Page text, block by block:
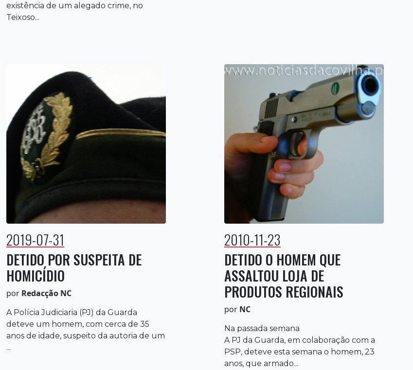
existência de um alegado crime, no
Teixoso...
2019-07-31
DETIDO POR SUSPEITA DE
HOMICÍDIO
por Redacção NC
A Polícia Judiciaria (PJ) da Guarda
deteve um homem, com cerca de 35
anos de idade, suspeito da autoria de um
...
2010-11-23
DETIDO O HOMEM QUE
ASSALTOU LOJA DE
PRODUTOS REGIONAIS
por NC
Na passada semana
A PJ da Guarda, em colaboração com a
PSP, deteve esta semana o homem, 23
anos, que armado...